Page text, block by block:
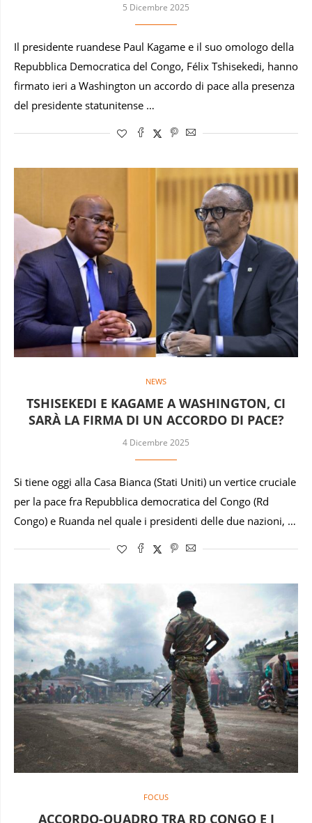
5 Dicembre 2025
Il presidente ruandese Paul Kagame e il suo omologo della
Repubblica Democratica del Congo, Félix Tshisekedi, hanno
firmato ieri a Washington un accordo di pace alla presenza
del presidente statunitense …
NEWS
TSHISEKEDI E KAGAME A WASHINGTON, CI
SARÀ LA FIRMA DI UN ACCORDO DI PACE?
4 Dicembre 2025
Si tiene oggi alla Casa Bianca (Stati Uniti) un vertice cruciale
per la pace fra Repubblica democratica del Congo (Rd
Congo) e Ruanda nel quale i presidenti delle due nazioni, …
FOCUS
ACCORDO-QUADRO TRA RD CONGO E I